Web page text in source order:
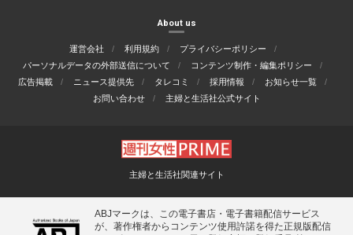
About us
運営会社 利用規約
プライバシーポリシー
パーソナルデータの外部送信について
コンテンツ制作・編集ポリシー
広告掲載
ニュース提供先 タレコミ 採用情報
お知らせ一覧
お問い合わせ
主婦と生活社公式サイト
主婦と生活社関連サイト
ABJマークは、この電子書店・電子書籍配信サービス
が、著作権者からコンテンツ使用許諾を得た正規版配信